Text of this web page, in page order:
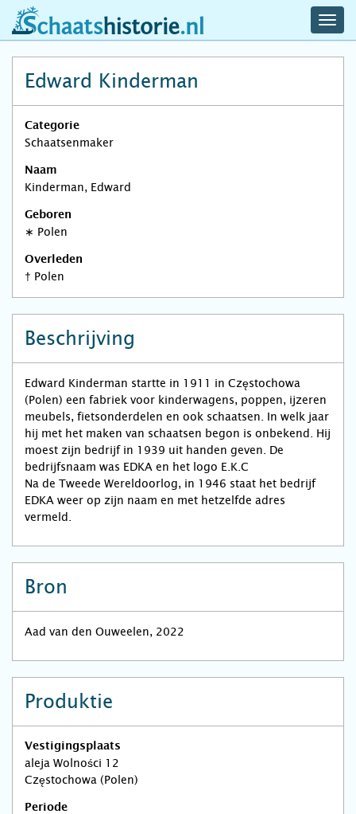
schaatshistorie.nl
Edward Kinderman
Categorie
Schaatsenmaker
Naam
Kinderman, Edward
Geboren
∗ Polen
Overleden
† Polen
Beschrijving
Edward Kinderman startte in 1911 in Częstochowa
(Polen) een fabriek voor kinderwagens, poppen, ijzeren
meubels, fietsonderdelen en ook schaatsen. In welk jaar
hij met het maken van schaatsen begon is onbekend. Hij
moest zijn bedrijf in 1939 uit handen geven. De
bedrijfsnaam was EDKA en het logo E.K.C
Na de Tweede Wereldoorlog, in 1946 staat het bedrijf
EDKA weer op zijn naam en met hetzelfde adres
vermeld.
Bron
Aad van den Ouweelen, 2022
Produktie
Vestigingsplaats
aleja Wolności 12
Częstochowa (Polen)
Periode